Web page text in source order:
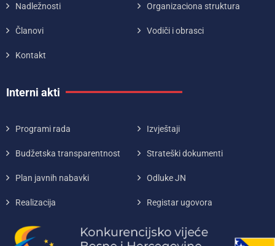
Nadležnosti Organizaciona struktura
Članovi Vodiči i obrasci
Kontakt
Interni akti
Programi rada Izvještaji
Budžetska transparentnost Strateški dokumenti
Plan javnih nabavki Odluke JN
Realizacija Registar ugovora